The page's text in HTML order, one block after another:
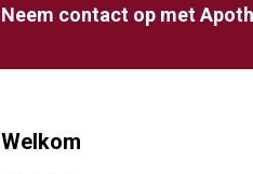
Neem contact op met
Welkom